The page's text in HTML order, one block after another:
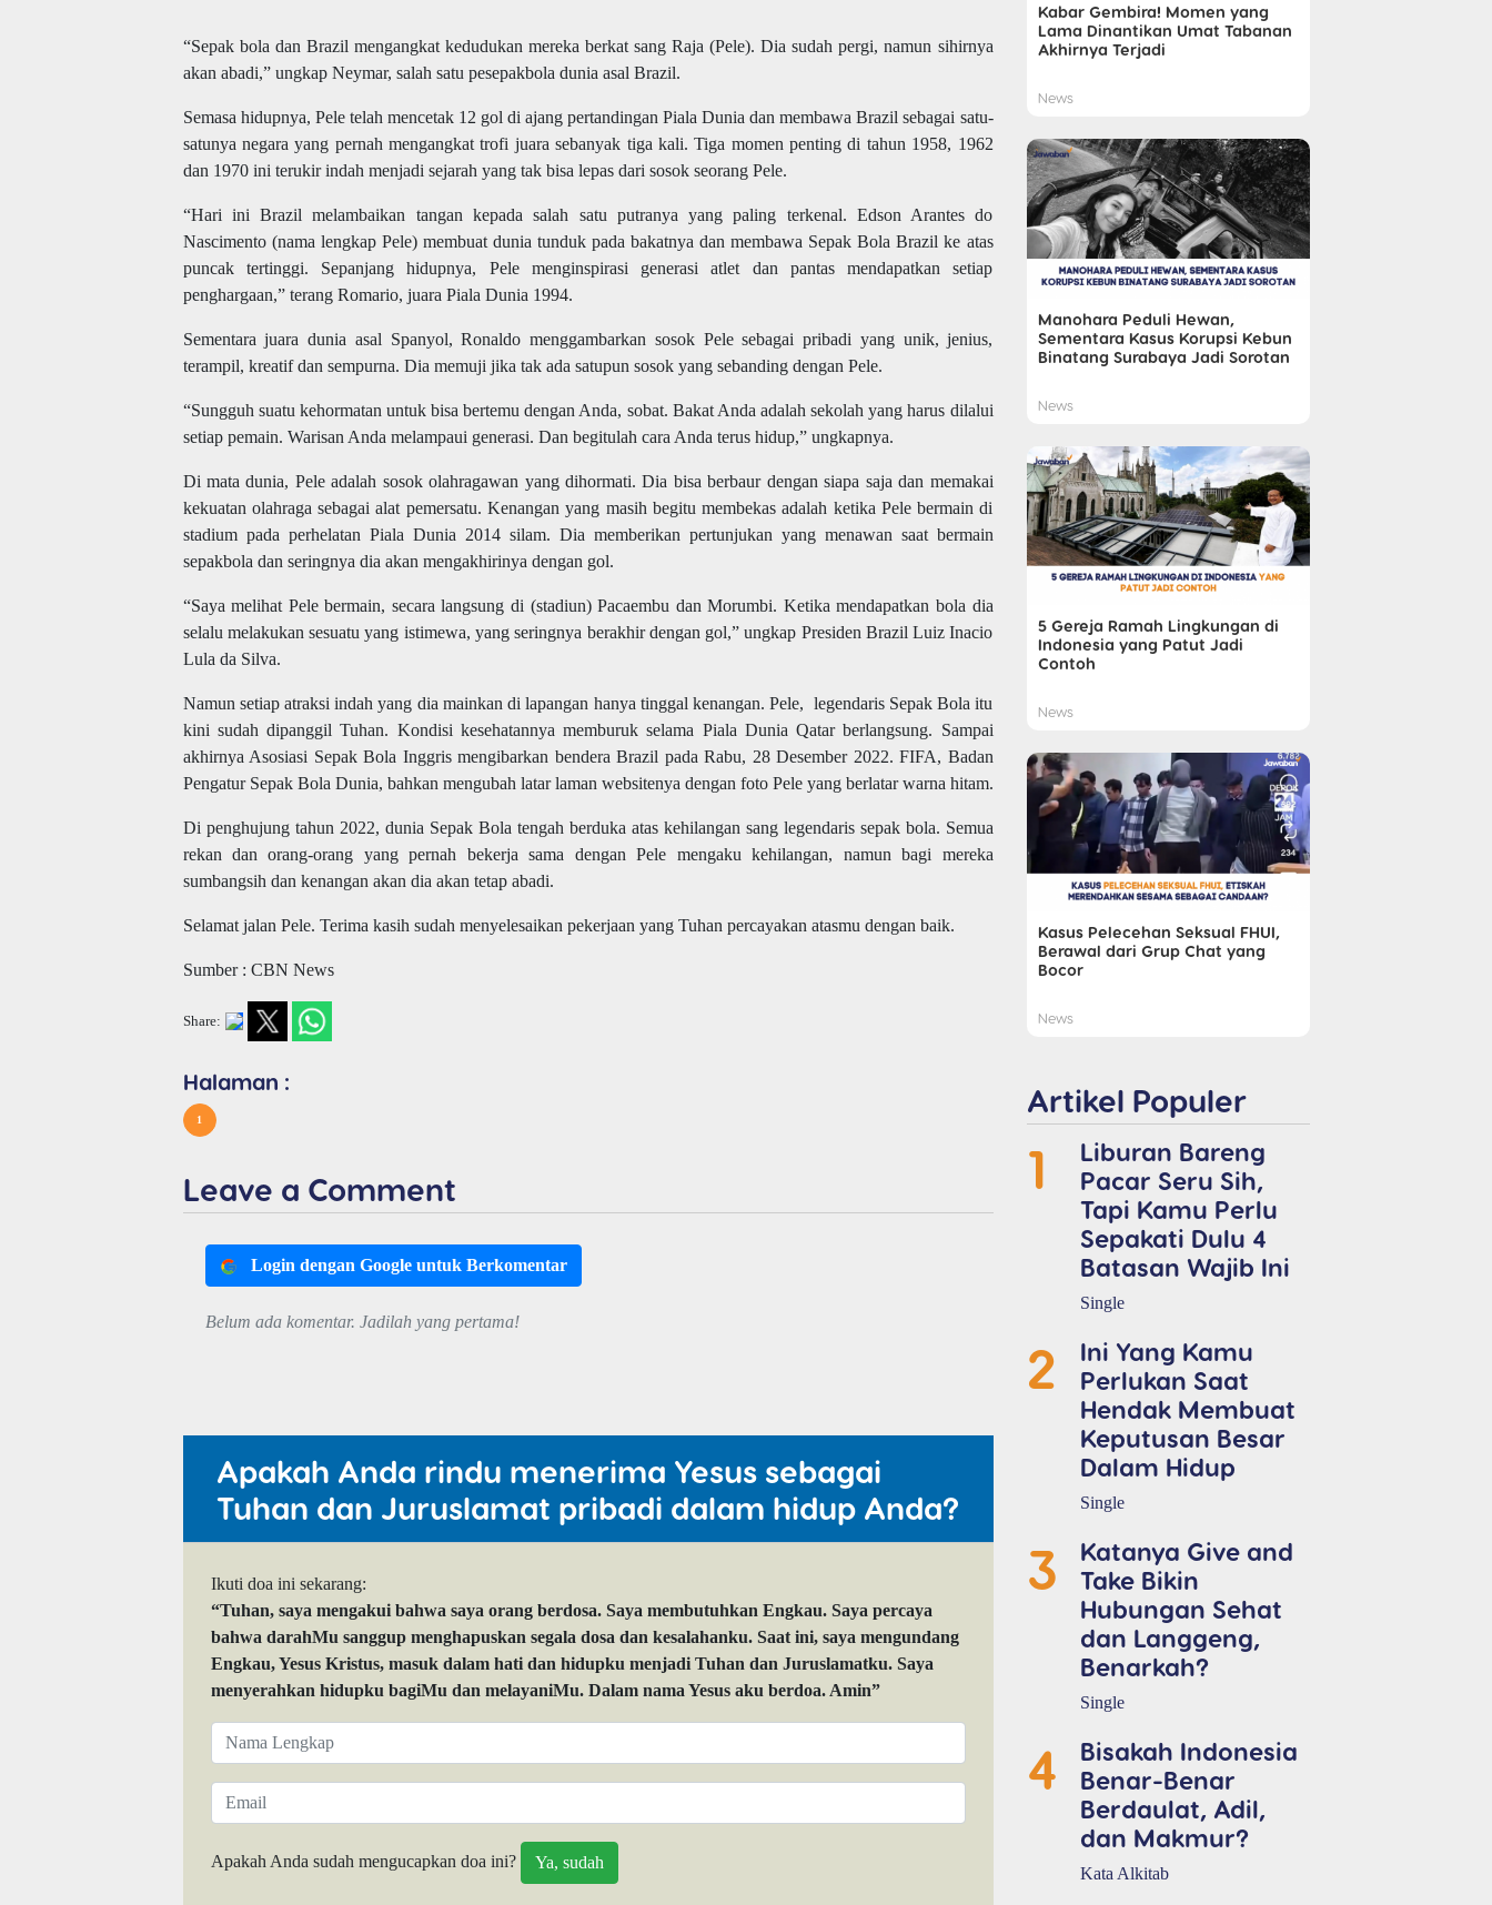
“Sepak bola dan Brazil mengangkat kedudukan mereka berkat sang Raja (Pele). Dia sudah pergi, namun sihirnya
akan abadi,” ungkap Neymar, salah satu pesepakbola dunia asal Brazil.
Semasa hidupnya, Pele telah mencetak 12 gol di ajang pertandingan Piala Dunia dan membawa Brazil sebagai satu-
satunya negara yang pernah mengangkat trofi juara sebanyak tiga kali. Tiga momen penting di tahun 1958, 1962
dan 1970 ini terukir indah menjadi sejarah yang tak bisa lepas dari sosok seorang Pele.
“Hari ini Brazil melambaikan tangan kepada salah satu putranya yang paling terkenal. Edson Arantes do
Nascimento (nama lengkap Pele) membuat dunia tunduk pada bakatnya dan membawa Sepak Bola Brazil ke atas
puncak tertinggi. Sepanjang hidupnya, Pele menginspirasi generasi atlet dan pantas mendapatkan setiap
penghargaan,” terang Romario, juara Piala Dunia 1994.
Sementara juara dunia asal Spanyol, Ronaldo menggambarkan sosok Pele sebagai pribadi yang unik, jenius,
terampil, kreatif dan sempurna. Dia memuji jika tak ada satupun sosok yang sebanding dengan Pele.
“Sungguh suatu kehormatan untuk bisa bertemu dengan Anda, sobat. Bakat Anda adalah sekolah yang harus dilalui
setiap pemain. Warisan Anda melampaui generasi. Dan begitulah cara Anda terus hidup,” ungkapnya.
Di mata dunia, Pele adalah sosok olahragawan yang dihormati. Dia bisa berbaur dengan siapa saja dan memakai
kekuatan olahraga sebagai alat pemersatu. Kenangan yang masih begitu membekas adalah ketika Pele bermain di
stadium pada perhelatan Piala Dunia 2014 silam. Dia memberikan pertunjukan yang menawan saat bermain
sepakbola dan seringnya dia akan mengakhirinya dengan gol.
“Saya melihat Pele bermain, secara langsung di (stadiun) Pacaembu dan Morumbi. Ketika mendapatkan bola dia
selalu melakukan sesuatu yang istimewa, yang seringnya berakhir dengan gol,” ungkap Presiden Brazil Luiz Inacio
Lula da Silva.
Namun setiap atraksi indah yang dia mainkan di lapangan hanya tinggal kenangan. Pele, legendaris Sepak Bola itu
kini sudah dipanggil Tuhan. Kondisi kesehatannya memburuk selama Piala Dunia Qatar berlangsung. Sampai
akhirnya Asosiasi Sepak Bola Inggris mengibarkan bendera Brazil pada Rabu, 28 Desember 2022. FIFA, Badan
Pengatur Sepak Bola Dunia, bahkan mengubah latar laman websitenya dengan foto Pele yang berlatar warna hitam.
Di penghujung tahun 2022, dunia Sepak Bola tengah berduka atas kehilangan sang legendaris sepak bola. Semua
rekan dan orang-orang yang pernah bekerja sama dengan Pele mengaku kehilangan, namun bagi mereka
sumbangsih dan kenangan akan dia akan tetap abadi.
Selamat jalan Pele. Terima kasih sudah menyelesaikan pekerjaan yang Tuhan percayakan atasmu dengan baik.
Sumber : CBN News
Share:
Halaman :
1
Leave a Comment
Login dengan Google untuk Berkomentar
Belum ada komentar. Jadilah yang pertama!
Apakah Anda rindu menerima Yesus sebagai
Tuhan dan Juruslamat pribadi dalam hidup Anda?
Ikuti doa ini sekarang:
“Tuhan, saya mengakui bahwa saya orang berdosa. Saya membutuhkan Engkau. Saya percaya
bahwa darahMu sanggup menghapuskan segala dosa dan kesalahanku. Saat ini, saya mengundang
Engkau, Yesus Kristus, masuk dalam hati dan hidupku menjadi Tuhan dan Juruslamatku. Saya
menyerahkan hidupku bagiMu dan melayaniMu. Dalam nama Yesus aku berdoa. Amin”
Apakah Anda sudah mengucapkan doa ini?
Kabar Gembira! Momen yang
Lama Dinantikan Umat Tabanan
Akhirnya Terjadi
News
Manohara Peduli Hewan,
Sementara Kasus Korupsi Kebun
Binatang Surabaya Jadi Sorotan
News
5 Gereja Ramah Lingkungan di
Indonesia yang Patut Jadi
Contoh
News
Kasus Pelecehan Seksual FHUI,
Berawal dari Grup Chat yang
Bocor
News
Artikel Populer
1
Liburan Bareng
Pacar Seru Sih,
Tapi Kamu Perlu
Sepakati Dulu 4
Batasan Wajib Ini
Single
2
Ini Yang Kamu
Perlukan Saat
Hendak Membuat
Keputusan Besar
Dalam Hidup
Single
3
Katanya Give and
Take Bikin
Hubungan Sehat
dan Langgeng,
Benarkah?
Single
4
Bisakah Indonesia
Benar-Benar
Berdaulat, Adil,
dan Makmur?
Kata Alkitab